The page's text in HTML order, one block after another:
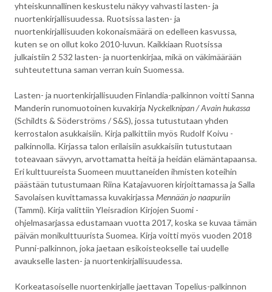
yhteiskunnallinen keskustelu näkyy vahvasti lasten- ja
nuortenkirjallisuudessa. Ruotsissa lasten- ja
nuortenkirjallisuuden kokonaismäärä on edelleen kasvussa,
kuten se on ollut koko 2010-luvun. Kaikkiaan Ruotsissa
julkaistiin 2 532 lasten- ja nuortenkirjaa, mikä on väkimäärään
suhteutettuna saman verran kuin Suomessa.
Lasten- ja nuortenkirjallisuuden Finlandia-palkinnon voitti Sanna
Manderin runomuotoinen kuvakirja Nyckelknipan / Avain hukassa
(Schildts & Söderströms / S&S), jossa tutustutaan yhden
kerrostalon asukkaisiin. Kirja palkittiin myös Rudolf Koivu -
palkinnolla. Kirjassa talon erilaisiin asukkaisiin tutustutaan
toteavaan sävyyn, arvottamatta heitä ja heidän elämäntapaansa.
Eri kulttuureista Suomeen muuttaneiden ihmisten koteihin
päästään tutustumaan Riina Katajavuoren kirjoittamassa ja Salla
Savolaisen kuvittamassa kuvakirjassa Mennään jo naapuriin
(Tammi). Kirja valittiin Yleisradion Kirjojen Suomi -
ohjelmasarjassa edustamaan vuotta 2017, koska se kuvaa tämän
päivän monikulttuurista Suomea. Kirja voitti myös vuoden 2018
Punni-palkinnon, joka jaetaan esikoisteokselle tai uudelle
avaukselle lasten- ja nuortenkirjallisuudessa.
Korkeatasoiselle nuortenkirjalle jaettavan Topelius-palkinnon